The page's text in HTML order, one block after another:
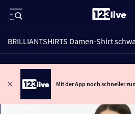
BRILLIANTSHIRTS Damen-Shirt
Mit der App noch schneller